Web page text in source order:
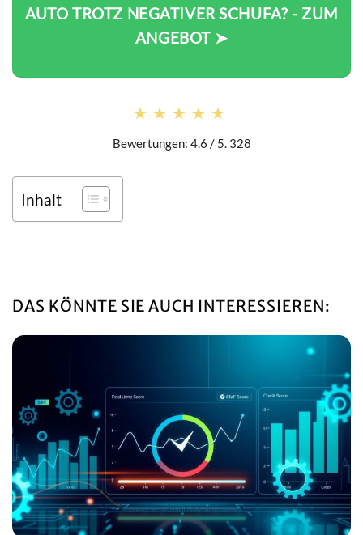
AUTO TROTZ NEGATIVER SCHUFA? - ZUM
ANGEBOT ➤
★★★★★
★★★★★
Bewertungen: 4.6 / 5. 328
Inhalt
DAS KÖNNTE SIE AUCH INTERESSIEREN: